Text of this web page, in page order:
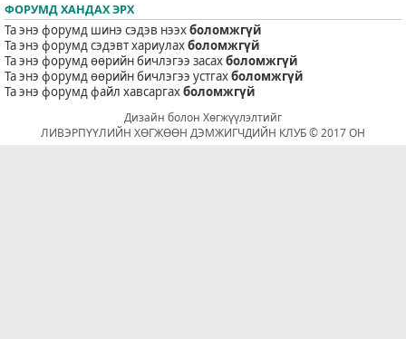
ФОРУМД ХАНДАХ ЭРХ
Та энэ форумд шинэ сэдэв нээхболомжгүй
Та энэ форумд сэдэвт хариулахболомжгүй
Та энэ форумд өөрийн бичлэгээ засахболомжгүй
Та энэ форумд өөрийн бичлэгээ устгахболомжгүй
Та энэ форумд файл хавсаргахболомжгүй
Дизайн болон Хөгжүүлэлтийг
ЛИВЭРПҮҮЛИЙН ХӨГЖӨӨН ДЭМЖИГЧДИЙН КЛУБ © 2017 ОН